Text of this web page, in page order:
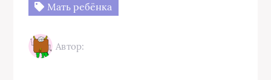
Мать ребёнка
Автор: